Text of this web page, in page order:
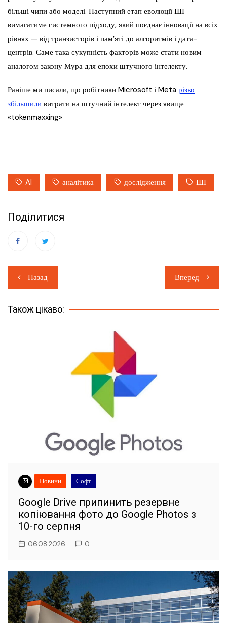
більші чипи або моделі. Наступний етап еволюції ШІ
вимагатиме системного підходу, який поєднає інновації на всіх
рівнях — від транзисторів і пам’яті до алгоритмів і дата-
центрів. Саме така сукупність факторів може стати новим
аналогом закону Мура для епохи штучного інтелекту.
Раніше ми писали, що робітники Microsoft і Meta різко
збільшили витрати на штучний інтелект через явище
«tokenmaxxing»
AI аналітика дослідження ШІ
Поділитися
Навігація
записів
Назад Вперед
Також цікаво:
Новини Софт
Google Drive припинить резервне
копіювання фото до Google Photos з
10-го серпня
06.08.2026 0